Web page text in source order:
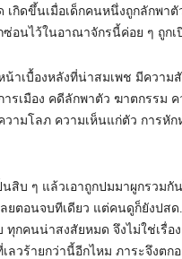
กิดขึ้นเมื่อเด็กคนหนึ่งถูกลักพา
นไว้ในอาณาจักรนี้ค่อย ๆ ถูกเ
น้าเบื้องหลังที่น่าสมเพช มีควา
เมือง คดีลักพาตัว ฆาตกรรม ค
ามโลภ ความเห็นแก่ตัว การหั
นสิบ ๆ แล้วเอาถูกปมมาผูกรวม
ยตอนจบทีเดียว แต่คนดูก็ยังปส
กคนน่าสงสัยหมด จึงไม่ใช่เรื่อ
ลวร้ายกว่านี้อีกไหม ภาระจึงต